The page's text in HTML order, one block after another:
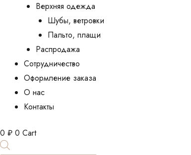
Верхняя одежда
Шубы, ветровки
Пальто, плащи
Распродажа
Сотрудничество
Оформление заказа
О нас
Контакты
0 ₽ 0 Cart